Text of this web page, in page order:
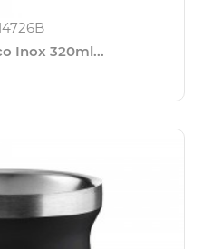
Inox 320ml...